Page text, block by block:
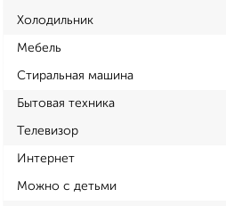
Холодильник
Мебель
Стиральная машина
Бытовая техника
Телевизор
Интернет
Можно с детьми